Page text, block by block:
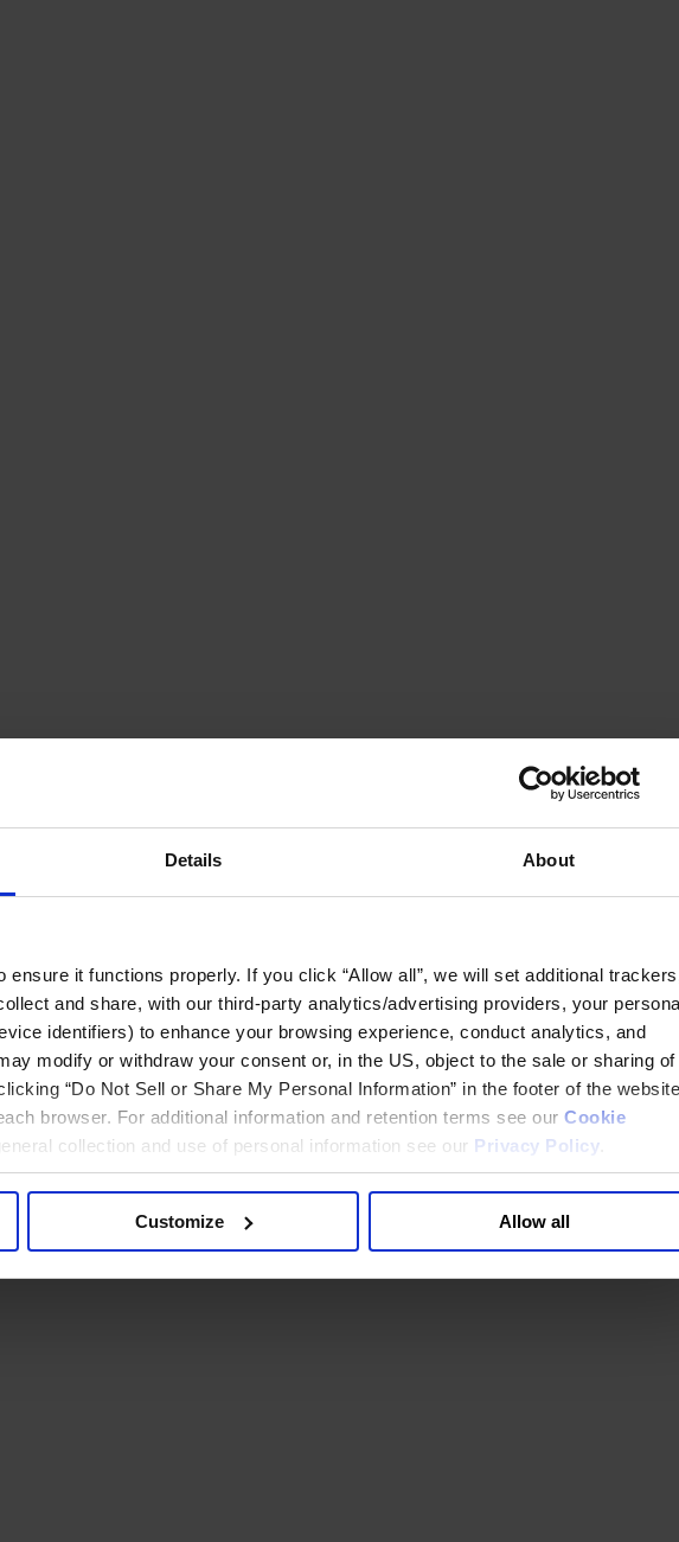
Details About
it functions properly. If you click “Allow all”, we will set additional
and share, with our third-party analytics/advertising providers, your
identifiers) to enhance your browsing experience, conduct analytics, and
modify or withdraw your consent or, in the US, object to the sale or sharing of
“Do Not Sell or Share My Personal Information” in the footer of the
browser. For additional information and retention terms see our Cookie
collection and use of personal information see our Privacy Policy
Customize Allow all